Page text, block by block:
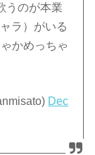
うのが本業
ラ）がいる
かめっちゃ
Dec